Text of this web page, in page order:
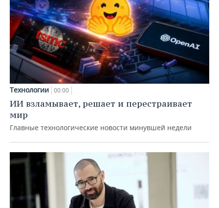
Технологии 00:00
ИИ взламывает, решает и перестраивает
мир
Главные технологические новости минувшей недели